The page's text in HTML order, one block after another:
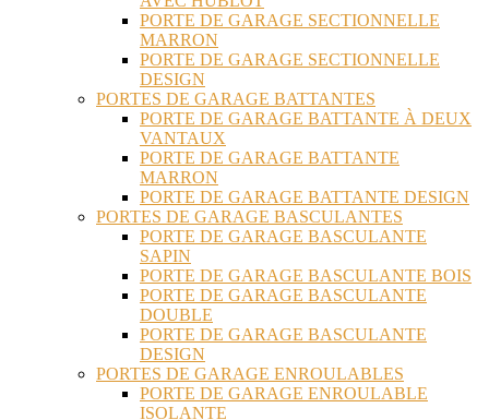
PORTE DE GARAGE SECTIONNELLE
MARRON
PORTE DE GARAGE SECTIONNELLE
DESIGN
PORTES DE GARAGE BATTANTES
PORTE DE GARAGE BATTANTE À DEUX
VANTAUX
PORTE DE GARAGE BATTANTE
MARRON
PORTE DE GARAGE BATTANTE DESIGN
PORTES DE GARAGE BASCULANTES
PORTE DE GARAGE BASCULANTE
SAPIN
PORTE DE GARAGE BASCULANTE BOIS
PORTE DE GARAGE BASCULANTE
DOUBLE
PORTE DE GARAGE BASCULANTE
DESIGN
PORTES DE GARAGE ENROULABLES
PORTE DE GARAGE ENROULABLE
ISOLANTE